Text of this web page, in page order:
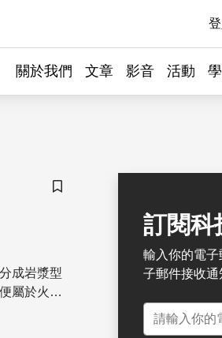
關於我們 文章 影音 活動
儲存書籤
成岩漿型
屬於火山
。
訂閱科
輸入你的電
子郵件接收通
電子郵件地址